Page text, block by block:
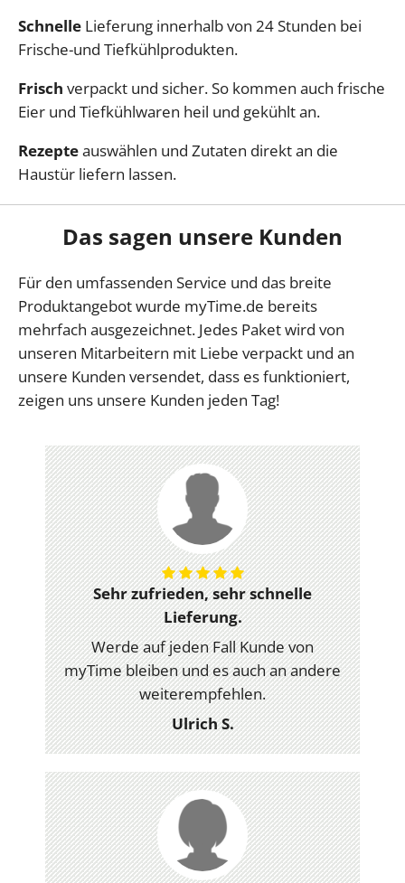
Schnelle Lieferung innerhalb von 24 Stunden bei
Frische-und Tiefkühlprodukten.
Frisch verpackt und sicher. So kommen auch frische
Eier und Tiefkühlwaren heil und gekühlt an.
Rezepteauswählen und Zutaten direkt an die
Haustür liefern lassen.
Das sagen unsere Kunden
Für den umfassenden Service und das breite
Produktangebot wurde myTime.de bereits
mehrfach ausgezeichnet. Jedes Paket wird von
unseren Mitarbeitern mit Liebe verpackt und an
unsere Kunden versendet, dass es funktioniert,
zeigen uns unsere Kunden jeden Tag!
Sehr zufrieden, sehr schnelle
Lieferung.
Werde auf jeden Fall Kunde von
myTime bleiben und es auch an andere
weiterempfehlen.
Ulrich S.